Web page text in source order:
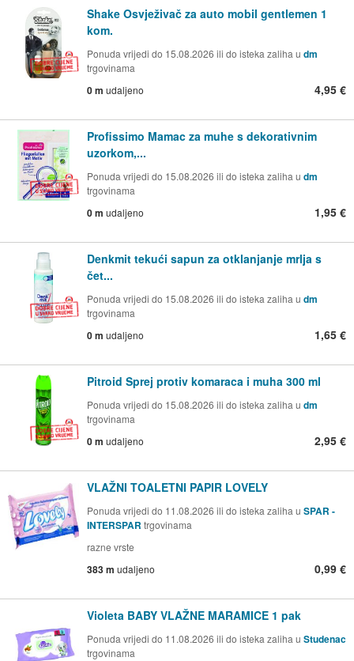
Shake Osvježivač za auto mobil gentlemen 1
kom.
Ponuda vrijedi do 15.08.2026 ili do isteka zaliha u dm
trgovinama
0 m udaljeno 4,95 €
Profissimo Mamac za muhe s dekorativnim
uzorkom,...
Ponuda vrijedi do 15.08.2026 ili do isteka zaliha u dm
trgovinama
0 m udaljeno 1,95 €
Denkmit tekući sapun za otklanjanje mrlja s
čet...
Ponuda vrijedi do 15.08.2026 ili do isteka zaliha u dm
trgovinama
0 m udaljeno 1,65 €
Pitroid Sprej protiv komaraca i muha 300 ml
Ponuda vrijedi do 15.08.2026 ili do isteka zaliha u dm
trgovinama
0 m udaljeno 2,95 €
VLAŽNI TOALETNI PAPIR LOVELY
Ponuda vrijedi do 11.08.2026 ili do isteka zaliha u SPAR -
INTERSPAR trgovinama
razne vrste
383 m udaljeno 0,99 €
Violeta BABY VLAŽNE MARAMICE 1 pak
Ponuda vrijedi do 11.08.2026 ili do isteka zaliha u Studenac
trgovinama